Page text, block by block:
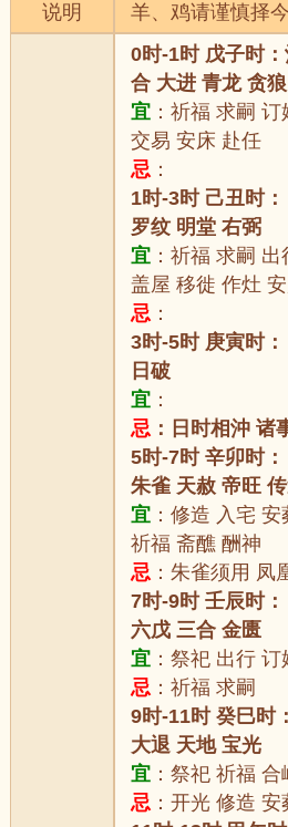
说明
羊、鸡请谨慎择今
0时-1时 戊子时
合 大进 青龙 贪狼
宜 ：祈福 求嗣
交易 安床 赴任
忌 ：
1时-3时 己丑时
罗纹 明堂 右弼
宜 ：祈福 求嗣
盖屋 移徙 作灶
忌 ：
3时-5时 庚寅时
日破
宜 ：
忌 ：日时相沖 诸
5时-7时 辛卯时
朱雀 天赦 帝旺
宜 ：修造 入宅
祈福 斋醮 酬神
忌 ：朱雀须用 凤
7时-9时 壬辰时
六戊 三合 金匮
宜 ：祭祀 出行
忌 ：祈福 求嗣
9时-11时 癸巳时
大退 天地 宝光
宜 ：祭祀 祈福
忌 ：开光 修造 安